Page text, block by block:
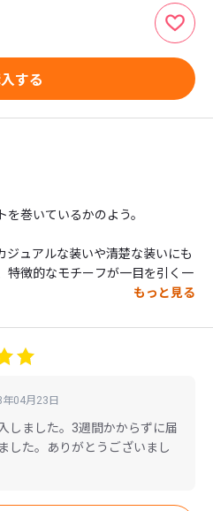
する
巻いているかのよう。
ジュアルな装いや清楚な装いにも
特徴的なモチーフが一目を引く一
。
ルドメッキ
もっと見る
年04月23日
しました。3週間かからずに届
した。ありがとうございまし